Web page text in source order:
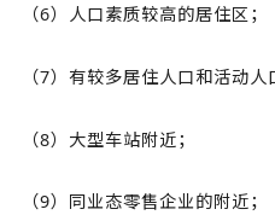
（6）人口素质较高的居住区；
（7）有较多居住人口和活动人
（8）大型车站附近；
（9）同业态零售企业的附近；